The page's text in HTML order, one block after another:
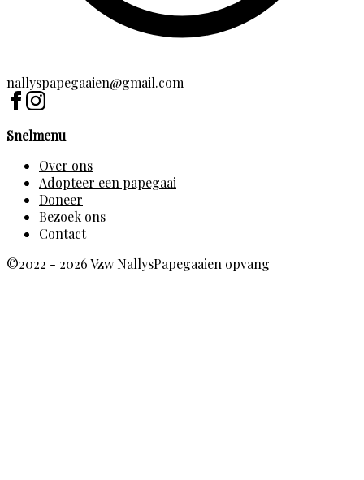
nallyspapegaaien@gmail.com
Snelmenu
Over ons
Adopteer een papegaai
Doneer
Bezoek ons
Contact
©2022 - 2026 Vzw NallysPapegaaien opvang